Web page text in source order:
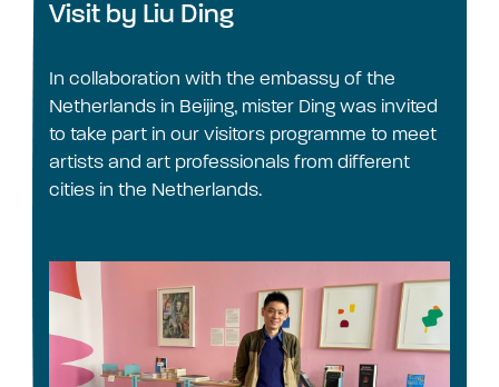
Visit by Liu Ding
In collaboration with the embassy of the
Netherlands in Beijing, mister Ding was invited
to take part in our visitors programme to meet
artists and art professionals from different
cities in the Netherlands.